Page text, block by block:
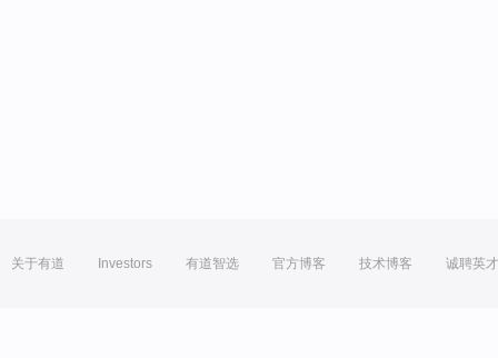
关于有道 Investors 有道智选 官方博客 技术博客 诚聘英才